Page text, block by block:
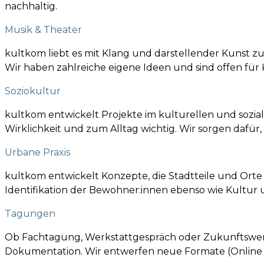
nachhaltig.
Musik & Theater
kultkom liebt es mit Klang und darstellender Kunst
Wir haben zahlreiche eigene Ideen und sind offen für
Soziokultur
kultkom entwickelt Projekte im kulturellen und
Wirklichkeit und zum Alltag wichtig. Wir sorgen
Urbane Praxis
kultkom entwickelt Konzepte, die Stadtteile und
Identifikation der Bewohner:innen ebenso wie
Tagungen
Ob Fachtagung, Werkstattgespräch oder
Dokumentation. Wir entwerfen neue Formate